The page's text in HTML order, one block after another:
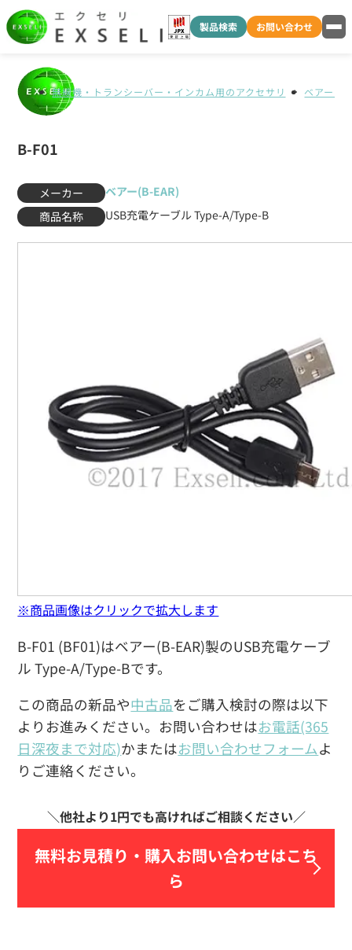
製品検索 お問い合わせ
無線機・トランシーバー・インカム用のアクセサリ ベアー(B-
B-F01
メーカー
ベアー(B-EAR)
商品名称
USB充電ケーブル Type-A/Type-B
B-F01 (BF01)はベアー(B-EAR)製のUSB充電ケーブ
ル Type-A/Type-Bです。
この商品の新品や中古品をご購入検討の際は以下
よりお進みください。お問い合わせはお電話(365
日深夜まで対応)かまたはお問い合わせフォームよ
りご連絡ください。
無料お見積り・ 購入お問い合わせはこち
ら
※商品画像はクリックで拡大します